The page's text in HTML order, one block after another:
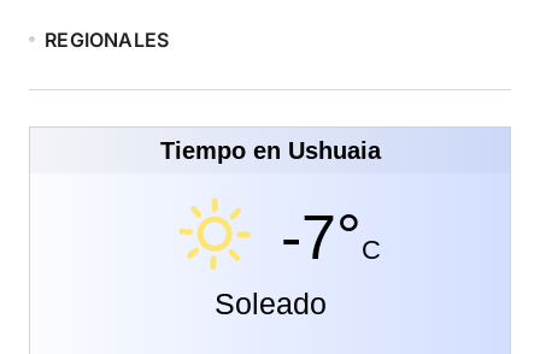
REGIONALES
Tiempo en Ushuaia
-7°C
Soleado